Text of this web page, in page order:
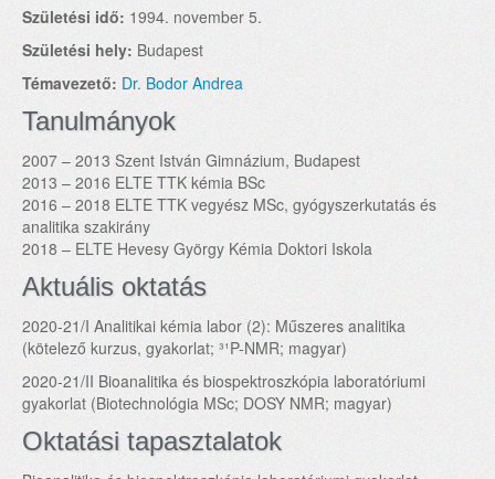
Születési idő: 1994. november 5.
Születési hely: Budapest
Témavezető: Dr. Bodor Andrea
Tanulmányok
2007 – 2013 Szent István Gimnázium, Budapest
2013 – 2016 ELTE TTK kémia BSc
2016 – 2018 ELTE TTK vegyész MSc, gyógyszerkutatás és
analitika szakirány
2018 – ELTE Hevesy György Kémia Doktori Iskola
Aktuális oktatás
2020-21/I Analitikai kémia labor (2): Műszeres analitika
(kötelező kurzus, gyakorlat; ³¹P-NMR; magyar)
2020-21/II Bioanalitika és biospektroszkópia laboratóriumi
gyakorlat (Biotechnológia MSc; DOSY NMR; magyar)
Oktatási tapasztalatok